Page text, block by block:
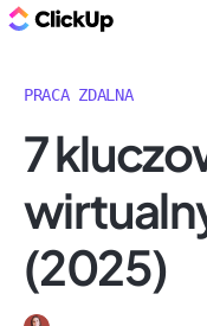
PRACA ZDALNA
7
(2025)